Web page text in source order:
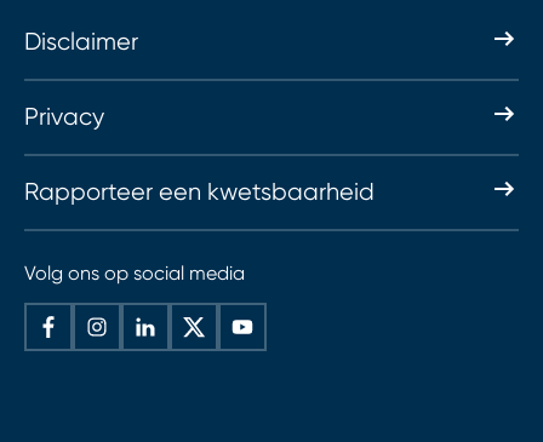
Disclaimer
Privacy
Rapporteer een kwetsbaarheid
Volg ons op social media